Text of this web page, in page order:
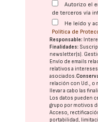
Autorizo el
de terceros vía
He leído y
Política de
Responsable:
Finalidades:
newsletter(s).
Envío de emails
relativos a
asociados.
relación con Ud., o
llevar a cabo las
Los datos pueden
grupo por motivos
Acceso,
portabilidad,